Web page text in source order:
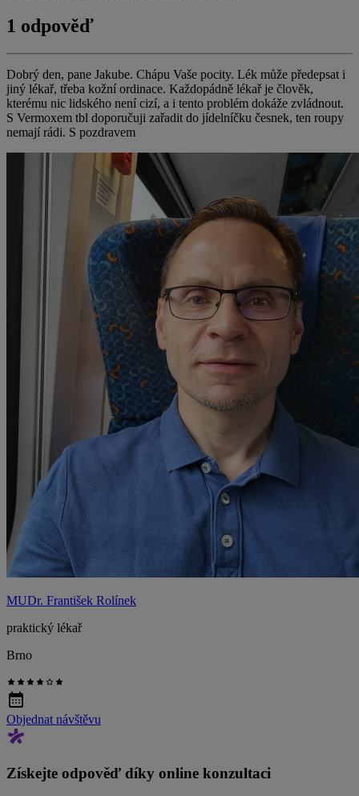
1 odpověď
Dobrý den, pane Jakube. Chápu Vaše pocity. Lék může předepsat i
jiný lékař, třeba kožní ordinace. Každopádně lékař je člověk,
kterému nic lidského není cizí, a i tento problém dokáže zvládnout.
S Vermoxem tbl doporučuji zařadit do jídelníčku česnek, ten roupy
nemají rádi. S pozdravem
MUDr. František Rolínek
praktický lékař
Brno
Objednat návštěvu
Získejte odpověď díky online konzultaci